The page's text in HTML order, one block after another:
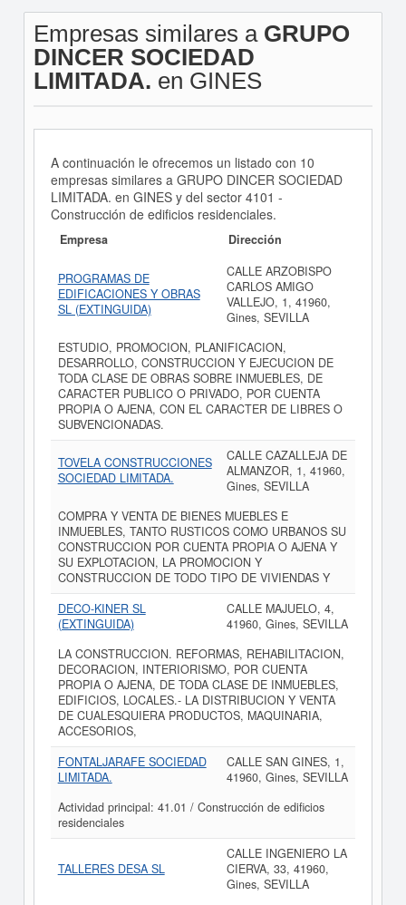
Empresas similares a GRUPO
DINCER SOCIEDAD
LIMITADA. en GINES
A continuación le ofrecemos un listado con 10
empresas similares a GRUPO DINCER SOCIEDAD
LIMITADA. en GINES y del sector 4101 -
Construcción de edificios residenciales.
Empresa Dirección
PROGRAMAS DE
EDIFICACIONES Y OBRAS
SL (EXTINGUIDA)
CALLE ARZOBISPO
CARLOS AMIGO
VALLEJO, 1, 41960,
Gines, SEVILLA
ESTUDIO, PROMOCION, PLANIFICACION,
DESARROLLO, CONSTRUCCION Y EJECUCION DE
TODA CLASE DE OBRAS SOBRE INMUEBLES, DE
CARACTER PUBLICO O PRIVADO, POR CUENTA
PROPIA O AJENA, CON EL CARACTER DE LIBRES O
SUBVENCIONADAS.
TOVELA CONSTRUCCIONES
SOCIEDAD LIMITADA.
CALLE CAZALLEJA DE
ALMANZOR, 1, 41960,
Gines, SEVILLA
COMPRA Y VENTA DE BIENES MUEBLES E
INMUEBLES, TANTO RUSTICOS COMO URBANOS SU
CONSTRUCCION POR CUENTA PROPIA O AJENA Y
SU EXPLOTACION, LA PROMOCION Y
CONSTRUCCION DE TODO TIPO DE VIVIENDAS Y
DECO-KINER SL
(EXTINGUIDA)
CALLE MAJUELO, 4,
41960, Gines, SEVILLA
LA CONSTRUCCION. REFORMAS, REHABILITACION,
DECORACION, INTERIORISMO, POR CUENTA
PROPIA O AJENA, DE TODA CLASE DE INMUEBLES,
EDIFICIOS, LOCALES.- LA DISTRIBUCION Y VENTA
DE CUALESQUIERA PRODUCTOS, MAQUINARIA,
ACCESORIOS,
FONTALJARAFE SOCIEDAD
LIMITADA.
CALLE SAN GINES, 1,
41960, Gines, SEVILLA
Actividad principal: 41.01 / Construcción de edificios
residenciales
TALLERES DESA SL
CALLE INGENIERO LA
CIERVA, 33, 41960,
Gines, SEVILLA